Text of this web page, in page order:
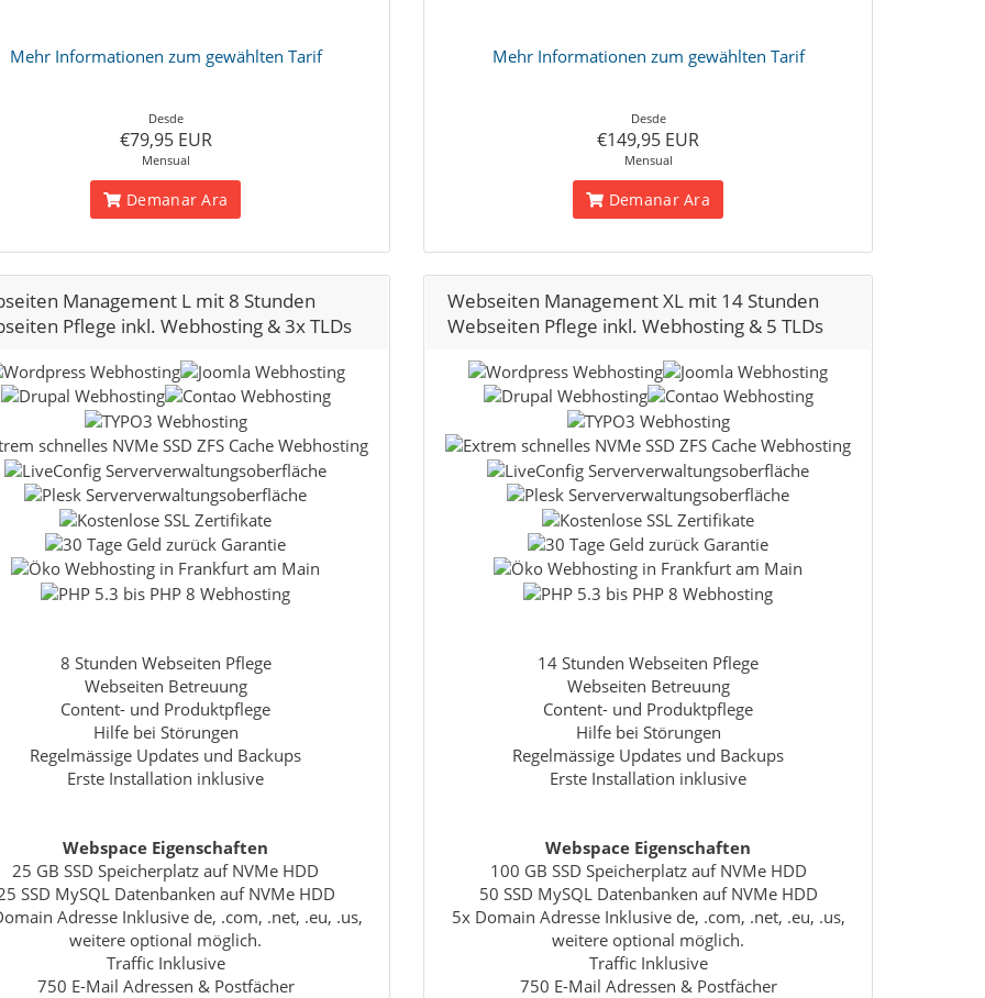
Mehr Informationen zum gewählten Tarif
Desde
€79,95 EUR
Mensual
Demanar Ara
Mehr Informationen zum gewählten Tarif
Desde
€149,95 EUR
Mensual
Demanar Ara
Management L mit 8 Stunden
Pflege inkl. Webhosting & 3x TLDs
8 Stunden Webseiten Pflege
Webseiten Betreuung
Content- und Produktpflege
Hilfe bei Störungen
Regelmässige Updates und Backups
Erste Installation inklusive
Webspace Eigenschaften
25 GB SSD Speicherplatz auf NVMe HDD
SSD MySQL Datenbanken auf NVMe HDD
Adresse Inklusive de, .com, .net, .eu, .us,
weitere optional möglich.
Traffic Inklusive
750 E-Mail Adressen & Postfächer
Webseiten Management XL mit 14 Stunden
Webseiten Pflege inkl. Webhosting & 5 TLDs
14 Stunden Webseiten Pflege
Webseiten Betreuung
Content- und Produktpflege
Hilfe bei Störungen
Regelmässige Updates und Backups
Erste Installation inklusive
Webspace Eigenschaften
100 GB SSD Speicherplatz auf NVMe HDD
50 SSD MySQL Datenbanken auf NVMe HDD
5x Domain Adresse Inklusive de, .com, .net, .eu, .us,
weitere optional möglich.
Traffic Inklusive
750 E-Mail Adressen & Postfächer